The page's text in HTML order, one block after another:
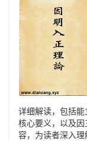
详细解读，包括能
核心要义，以及
容，为读者深入理